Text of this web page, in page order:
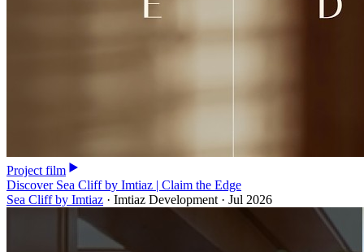
Project film
Discover Sea Cliff by Imtiaz | Claim the Edge
Sea Cliff by Imtiaz · Imtiaz Development · Jul 2026